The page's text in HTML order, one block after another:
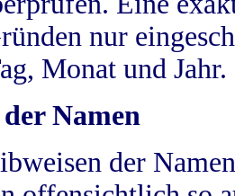
nur
Monat und Jahr.
Namen
der